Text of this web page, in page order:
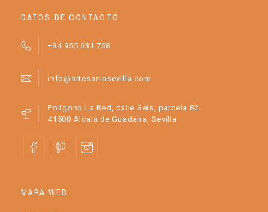
DATOS DE CONTACTO
+34 955 631 768
info@artesaniasevilla.com
Polígono La Red, calle Seis, parcela 82.
41500 Alcalá de Guadaíra, Sevilla
MAPA WEB